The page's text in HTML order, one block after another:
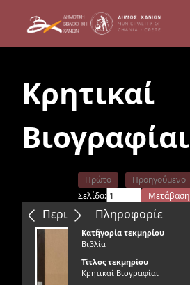
Κρητικαί
Βιογραφίαι
Περιεχόμενα
Πρώτο
Προηγούμενο
Σελίδα:
Μετάβαση
Επόμενο
Τελευταίο
Πληροφορίε
ς
Κατηγορία τεκμηρίου
Βιβλία
Τίτλος τεκμηρίου
Κρητικαί Βιογραφίαι